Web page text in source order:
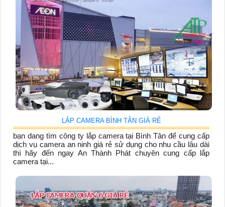
LẮP CAMERA BÌNH TÂN GIÁ RẺ
bạn dang tìm công ty lắp camera tại Bình Tân để cung cấp
dịch vụ camera an ninh giá rẻ sử dụng cho nhu cầu lâu dài
thì hãy đến ngay An Thành Phát chuyên cung cấp lắp
camera tại...